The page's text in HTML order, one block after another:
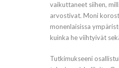
vaikuttaneet siihen,
arvostivat. Moni
monenlaisissa
kuinka he viihtyivät
Tutkimukseeni